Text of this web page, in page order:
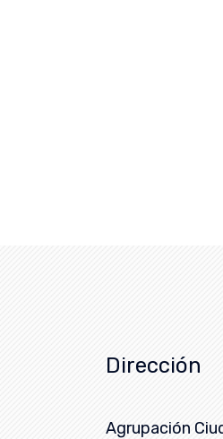
Dirección
Agrupación